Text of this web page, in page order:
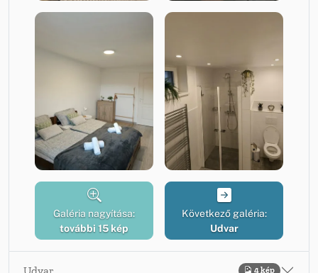
Galéria nagyítása:
további 15 kép
Következő galéria:
Udvar
Udvar 4 kép